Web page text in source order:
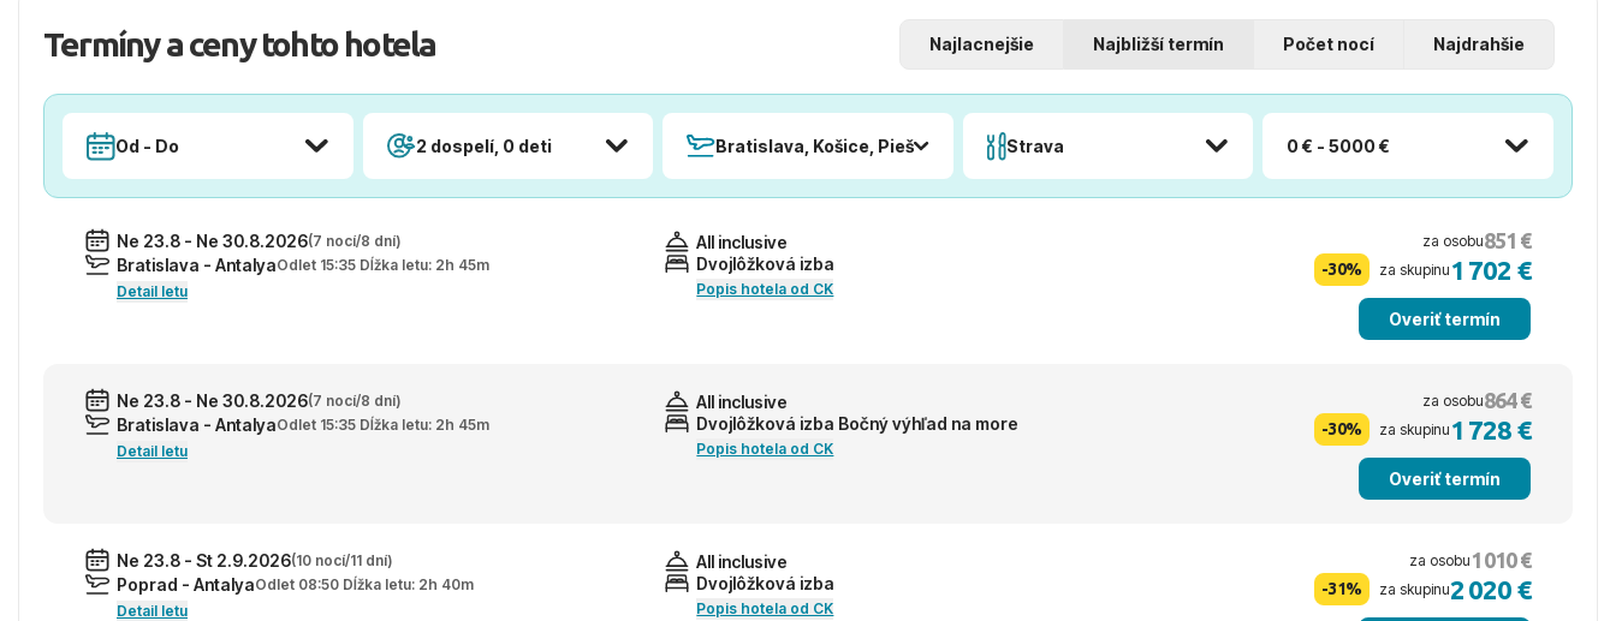
Termíny a ceny tohto hotela Najlacnejšie Najbližší termín Počet nocí Najdrahšie
Od - Do 2 dospelí, 0 deti Bratislava, Košice, Piešťany, PopradStrava 0 € - 5000 €
Ne 23.8 - Ne 30.8.2026(7 nocí/8 dní)
Bratislava - AntalyaOdlet 15:35 Dĺžka letu: 2h 45m
Detail letu
All inclusive
Dvojlôžková izba
Popis hotela od CK
za osobu851 €
-30% za skupinu 1 702 €
Overiť termín
Ne 23.8 - Ne 30.8.2026(7 nocí/8 dní)
Bratislava - AntalyaOdlet 15:35 Dĺžka letu: 2h 45m
Detail letu
All inclusive
Dvojlôžková izba Bočný výhľad na more
Popis hotela od CK
za osobu864 €
-30% za skupinu 1 728 €
Overiť termín
Ne 23.8 - St 2.9.2026(10 nocí/11 dní)
Poprad - AntalyaOdlet 08:50 Dĺžka letu: 2h 40m
Detail letu
All inclusive
Dvojlôžková izba
Popis hotela od CK
za osobu 1 010 €
-31% za skupinu2 020 €